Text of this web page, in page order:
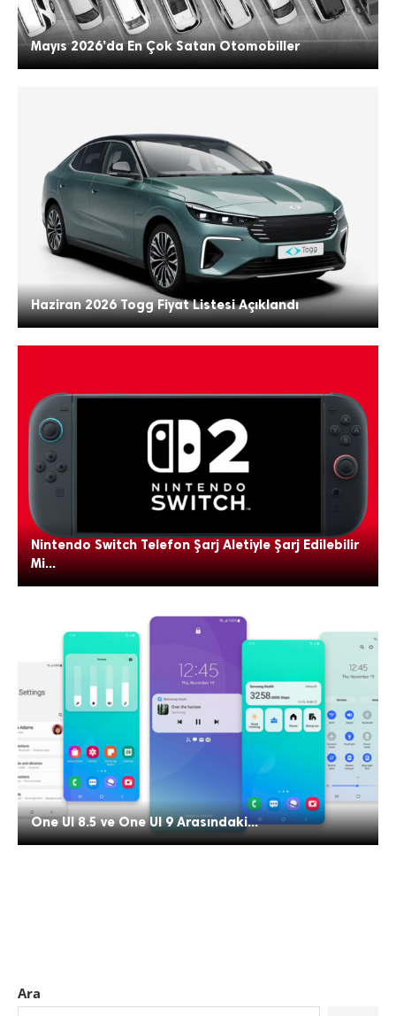
Mayıs 2026’da En Çok Satan Otomobiller
Haziran 2026 Togg Fiyat Listesi Açıklandı
Nintendo Switch Telefon Şarj Aletiyle Şarj Edilebilir
Mi...
One UI 8.5 ve One UI 9 Arasındaki...
Ara